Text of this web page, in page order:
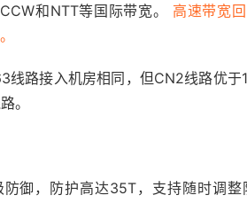
和NTT等国际带宽。 高速带宽
线路接入机房相同，但CN2线路优
。
御，防护高达35T，支持随时调